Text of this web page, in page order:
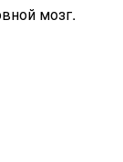
мозг.